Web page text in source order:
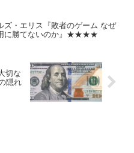
ズ・エリス『敗者のゲーム なぜ
に勝てないのか』★★★★
切な
隠れ